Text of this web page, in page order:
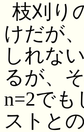
枝刈り
けだが
しれな
るが、
n=2で
ストと